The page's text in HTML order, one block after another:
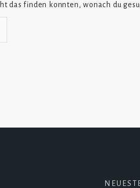
das finden konnten, wonach du